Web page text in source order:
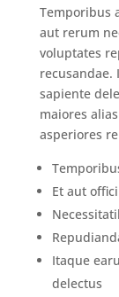
Temporibus
aut rerum
voluptates
sapiente
maiores
asperiores
Et aut
Itaque
delectus